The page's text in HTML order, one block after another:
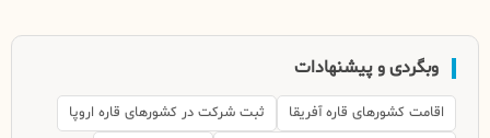
وبگردی و پیشنهادات
اقامت کشورهای قاره آفریقا
ثبت شرکت در کشورهای قاره اروپا